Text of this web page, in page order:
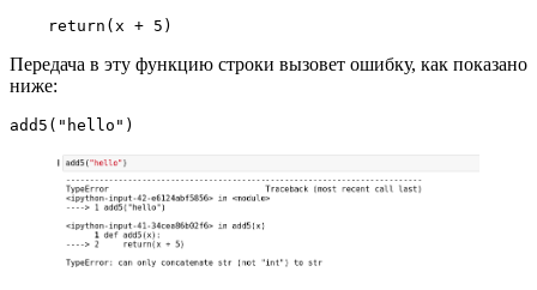
    return(x + 5)
Передача в эту функцию строки вызовет ошибку, как показано
ниже:
add5("hello")